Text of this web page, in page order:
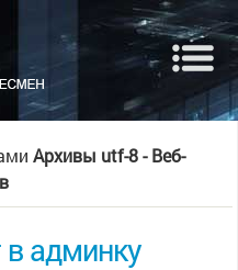
Архивы utf-8 - Веб-
в админку